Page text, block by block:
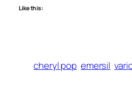
Like this:
cheryl pop emersil